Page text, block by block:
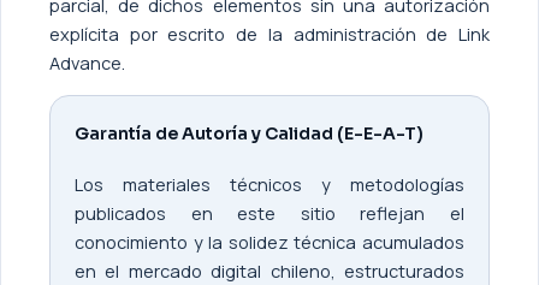
parcial, de dichos elementos sin una autorización
explícita por escrito de la administración de Link
Advance.
Garantía de Autoría y Calidad (E-E-A-T)
Los materiales técnicos y metodologías
publicados en este sitio reflejan el
conocimiento y la solidez técnica acumulados
en el mercado digital chileno, estructurados